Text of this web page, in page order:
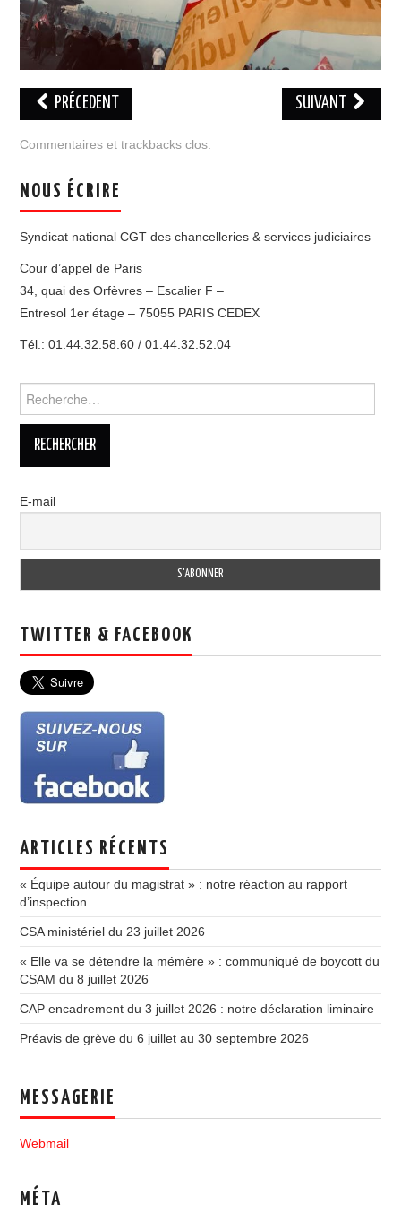
ADHÉSION
PRÉCEDENT SUIVANT
Commentaires et trackbacks clos.
NOUS ÉCRIRE
Syndicat national CGT des chancelleries & services judiciaires
Cour d’appel de Paris
34, quai des Orfèvres – Escalier F –
Entresol 1er étage – 75055 PARIS CEDEX
Tél.: 01.44.32.58.60 / 01.44.32.52.04
Rechercher :
E-mail
TWITTER & FACEBOOK
ARTICLES RÉCENTS
« Équipe autour du magistrat » : notre réaction au rapport
d’inspection
CSA ministériel du 23 juillet 2026
« Elle va se détendre la mémère » : communiqué de boycott du
CSAM du 8 juillet 2026
CAP encadrement du 3 juillet 2026 : notre déclaration liminaire
Préavis de grève du 6 juillet au 30 septembre 2026
MESSAGERIE
Webmail
MÉTA